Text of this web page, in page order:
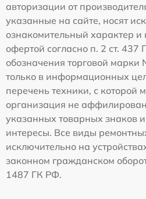
авторизации от
указанные на сайте, носят
ознакомительный характер и
офертой согласно п. 2 ст.
обозначения торговой марки
только в информационных
перечень техники, с
организация не
указанных товарных знаков
интересы. Все виды
исключительно на
законном гражданском
1487 ГК РФ.